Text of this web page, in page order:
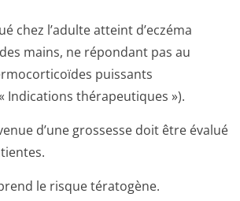
chez l’adulte atteint d’eczéma
mains, ne répondant pas au
puissants
Indications thérapeutiques »).
d’une grossesse doit être évalué
le risque tératogène.